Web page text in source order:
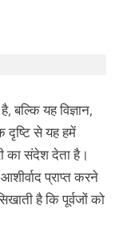
बल्कि यह विज्ञान,
दृष्टि से यह हमें
का संदेश देता है।
प्राप्त करने
है कि पूर्वजों को